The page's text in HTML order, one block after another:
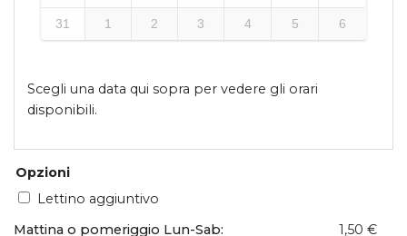
31 1 2 3 4 5 6
Scegli una data qui sopra per vedere gli orari
disponibili.
Opzioni
Lettino aggiuntivo
Mattina o pomeriggio Lun-Sab:
1,50 €